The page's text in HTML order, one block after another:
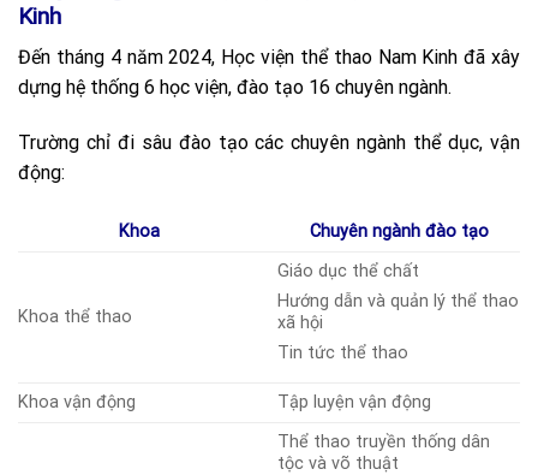
Kinh
Đến tháng 4 năm 2024, Học viện thể thao Nam Kinh đã xây
dựng hệ thống 6 học viện, đào tạo 16 chuyên ngành.
Trường chỉ đi sâu đào tạo các chuyên ngành thể dục, vận
động:
Khoa Chuyên ngành đào tạo
Khoa thể thao
Giáo dục thể chất
Hướng dẫn và quản lý thể thao
xã hội
Tin tức thể thao
Khoa vận động Tập luyện vận động
Thể thao truyền thống dân
tộc và võ thuật